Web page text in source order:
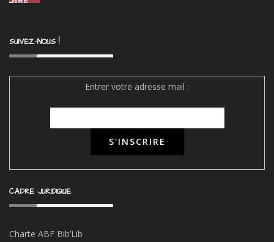
SUIVEZ-NOUS !
Entrer votre adresse mail :
CADRE JURIDIQUE
Charte ABF Bib’Lib